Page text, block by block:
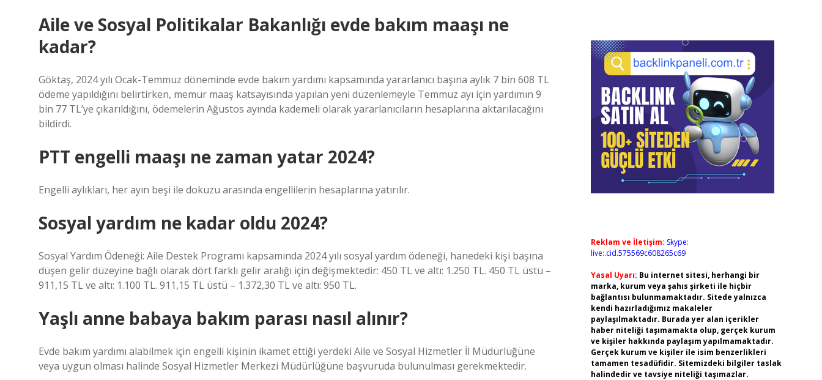
Aile ve Sosyal Politikalar Bakanlığı evde bakım maaşı ne
kadar?
Göktaş, 2024 yılı Ocak-Temmuz döneminde evde bakım yardımı kapsamında yararlanıcı başına aylık 7 bin 608 TL
ödeme yapıldığını belirtirken, memur maaş katsayısında yapılan yeni düzenlemeyle Temmuz ayı için yardımın 9
bin 77 TL’ye çıkarıldığını, ödemelerin Ağustos ayında kademeli olarak yararlanıcıların hesaplarına aktarılacağını
bildirdi.
PTT engelli maaşı ne zaman yatar 2024?
Engelli aylıkları, her ayın beşi ile dokuzu arasında engellilerin hesaplarına yatırılır.
Sosyal yardım ne kadar oldu 2024?
Sosyal Yardım Ödeneği: Aile Destek Programı kapsamında 2024 yılı sosyal yardım ödeneği, hanedeki kişi başına
düşen gelir düzeyine bağlı olarak dört farklı gelir aralığı için değişmektedir: 450 TL ve altı: 1.250 TL. 450 TL üstü –
911,15 TL ve altı: 1.100 TL. 911,15 TL üstü – 1.372,30 TL ve altı: 950 TL.
Yaşlı anne babaya bakım parası nasıl alınır?
Evde bakım yardımı alabilmek için engelli kişinin ikamet ettiği yerdeki Aile ve Sosyal Hizmetler İl Müdürlüğüne
veya uygun olması halinde Sosyal Hizmetler Merkezi Müdürlüğüne başvuruda bulunulması gerekmektedir.
Reklam ve İletişim: Skype:
live:.cid.575569c608265c69
Yasal Uyarı: Bu internet sitesi, herhangi bir
marka, kurum veya şahıs şirketi ile hiçbir
bağlantısı bulunmamaktadır. Sitede yalnızca
kendi hazırladığımız makaleler
paylaşılmaktadır. Burada yer alan içerikler
haber niteliği taşımamakta olup, gerçek kurum
ve kişiler hakkında paylaşım yapılmamaktadır.
Gerçek kurum ve kişiler ile isim benzerlikleri
tamamen tesadüfidir. Sitemizdeki bilgiler taslak
halindedir ve tavsiye niteliği taşımazlar.